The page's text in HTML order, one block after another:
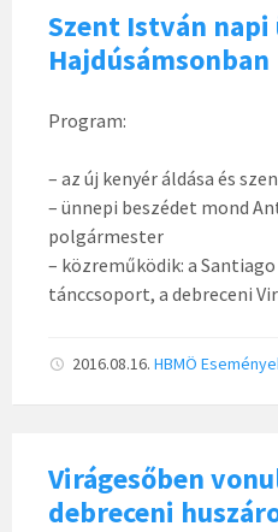
Szent István napi
Hajdúsámsonban
Program:
– az új kenyér áldása és
– ünnepi beszédet mond
polgármester
– közreműködik: a
tánccsoport, a debreceni
2016.08.16. HBMÖ
Virágesőben
debreceni